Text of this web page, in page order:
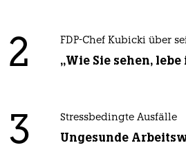
2 FDP-Chef Kubicki über
„Wie Sie sehen, lebe
3 Stressbedingte Ausfälle
Ungesunde